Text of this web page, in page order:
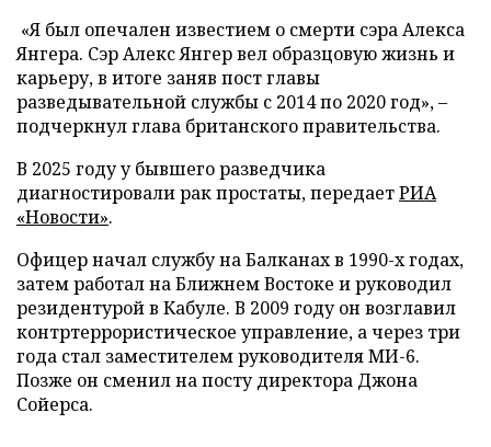
«Я был опечален известием о смерти сэра Алекса
Янгера. Сэр Алекс Янгер вел образцовую жизнь и
карьеру, в итоге заняв пост главы
разведывательной службы с 2014 по 2020 год», –
подчеркнул глава британского правительства.
В 2025 году у бывшего разведчика
диагностировали рак простаты, передаетРИА
«Новости».
Офицер начал службу на Балканах в 1990-х годах,
затем работал на Ближнем Востоке и руководил
резидентурой в Кабуле. В 2009 году он возглавил
контртеррористическое управление, а через три
года стал заместителем руководителя МИ-6.
Позже он сменил на посту директора Джона
Сойерса.